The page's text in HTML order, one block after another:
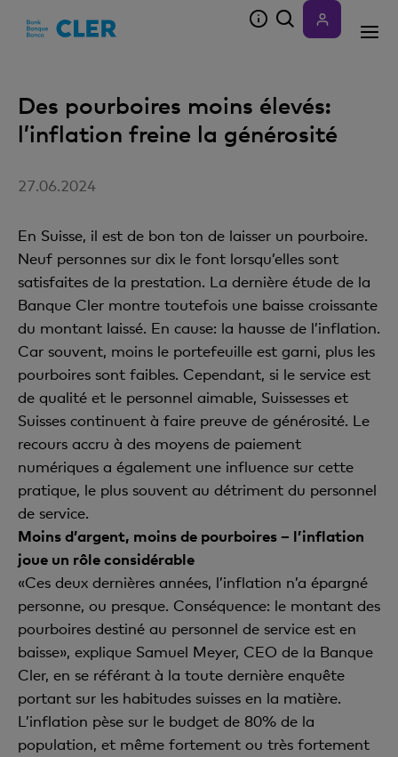
Des pourboires moins élevés:
l’inflation freine la générosité
27.06.2024
En Suisse, il est de bon ton de laisser un pourboire.
Neuf personnes sur dix le font lorsqu’elles sont
satisfaites de la prestation. La dernière étude de la
Banque Cler montre toutefois une baisse croissante
du montant laissé. En cause: la hausse de l’inflation.
Car souvent, moins le portefeuille est garni, plus les
pourboires sont faibles. Cependant, si le service est
de qualité et le personnel aimable, Suissesses et
Suisses continuent à faire preuve de générosité. Le
recours accru à des moyens de paiement
numériques a également une influence sur cette
pratique, le plus souvent au détriment du personnel
de service.
Moins d’argent, moins de pourboires – l’inflation
joue un rôle considérable
«Ces deux dernières années, l’inflation n’a épargné
personne, ou presque. Conséquence: le montant des
pourboires destiné au personnel de service est en
baisse», explique Samuel Meyer, CEO de la Banque
Cler, en se référant à la toute dernière enquête
portant sur les habitudes suisses en la matière.
L’inflation pèse sur le budget de 80% de la
population, et même fortement ou très fortement